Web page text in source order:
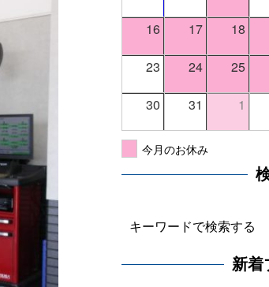
16 17 18
23 24 25
30 31 1
今月のお休み
新着